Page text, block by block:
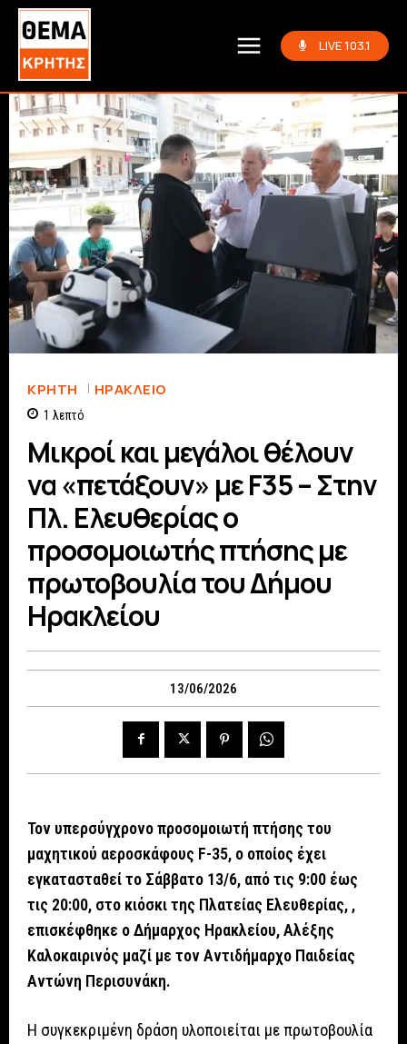
LIVE 103.1
ΚΡΗΤΗ ΗΡΆΚΛΕΙΟ
1 λεπτό
Μικροί και μεγάλοι θέλουν
να «πετάξουν» με F35 – Στην
Πλ. Ελευθερίας ο
προσομοιωτής πτήσης με
πρωτοβουλία του Δήμου
Ηρακλείου
13/06/2026
Τον υπερσύγχρονο προσομοιωτή πτήσης του
μαχητικού αεροσκάφους F-35, ο οποίος έχει
εγκατασταθεί το Σάββατο 13/6, από τις 9:00 έως
τις 20:00, στο κιόσκι της Πλατείας Ελευθερίας, ,
επισκέφθηκε ο Δήμαρχος Ηρακλείου, Αλέξης
Καλοκαιρινός μαζί με τον Αντιδήμαρχο Παιδείας
Αντώνη Περισυνάκη.
Η συγκεκριμένη δράση υλοποιείται με πρωτοβουλία